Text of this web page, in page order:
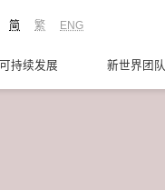
ENG
繁
简
可持续发展 新世界团队